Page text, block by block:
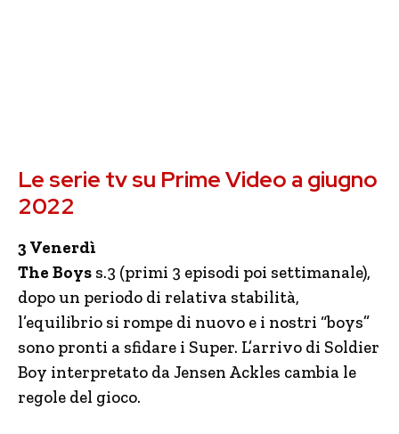
Le serie tv su Prime Video a giugno
2022
3 Venerdì
The Boys s.3 (primi 3 episodi poi settimanale),
dopo un periodo di relativa stabilità,
l’equilibrio si rompe di nuovo e i nostri “boys”
sono pronti a sfidare i Super. L’arrivo di Soldier
Boy interpretato da Jensen Ackles cambia le
regole del gioco.